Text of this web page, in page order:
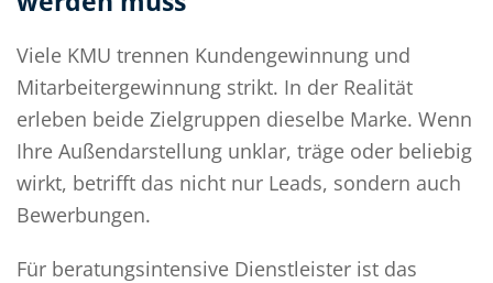
Viele KMU trennen Kundengewinnung und
Mitarbeitergewinnung strikt. In der Realität
erleben beide Zielgruppen dieselbe Marke. Wenn
Ihre Außendarstellung unklar, träge oder beliebig
wirkt, betrifft das nicht nur Leads, sondern auch
Bewerbungen.
Für beratungsintensive Dienstleister ist das